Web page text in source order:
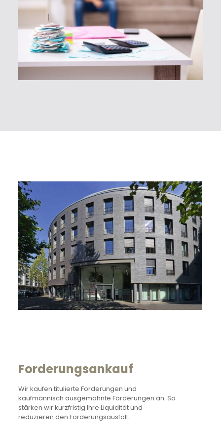
Forderungsankauf
Wir kaufen titulierte Forderungen und
kaufmännisch ausgemahnte Forderungen an. So
stärken wir kurzfristig Ihre Liquidität und
reduzieren den Forderungsausfall.